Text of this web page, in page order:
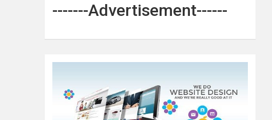
-------Advertisement------